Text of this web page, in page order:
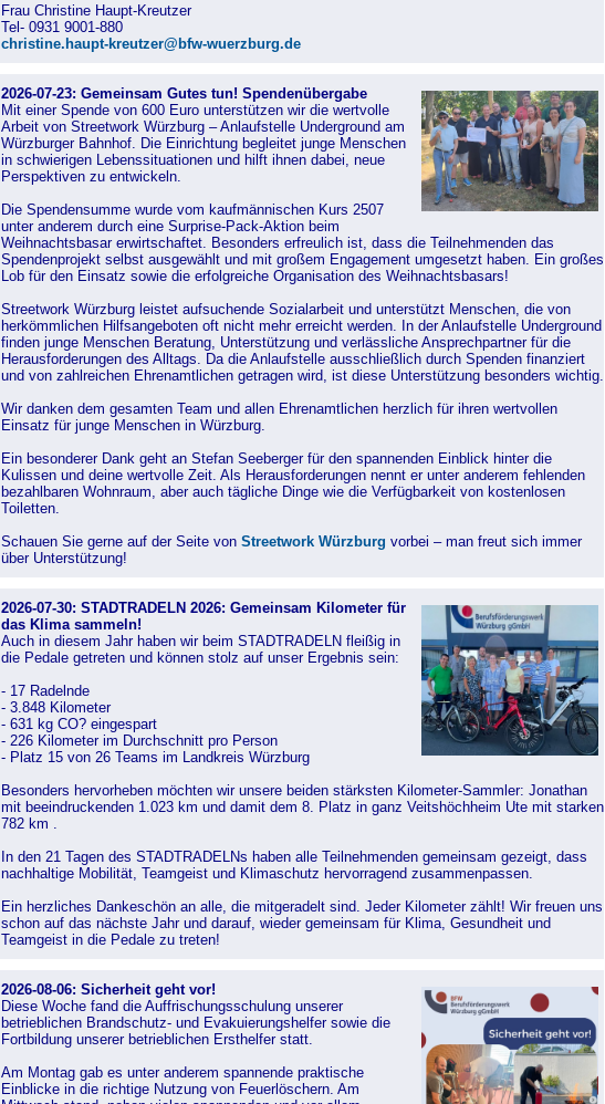
Frau Christine Haupt-Kreutzer
Tel- 0931 9001-880
christine.haupt-kreutzer@bfw-wuerzburg.de
2026-07-23: Gemeinsam Gutes tun! Spendenübergabe
Mit einer Spende von 600 Euro unterstützen wir die wertvolle
Arbeit von Streetwork Würzburg – Anlaufstelle Underground am
Würzburger Bahnhof. Die Einrichtung begleitet junge Menschen
in schwierigen Lebenssituationen und hilft ihnen dabei, neue
Perspektiven zu entwickeln.
Die Spendensumme wurde vom kaufmännischen Kurs 2507
unter anderem durch eine Surprise-Pack-Aktion beim
Weihnachtsbasar erwirtschaftet. Besonders erfreulich ist, dass die Teilnehmenden das
Spendenprojekt selbst ausgewählt und mit großem Engagement umgesetzt haben. Ein großes
Lob für den Einsatz sowie die erfolgreiche Organisation des Weihnachtsbasars!
Streetwork Würzburg leistet aufsuchende Sozialarbeit und unterstützt Menschen, die von
herkömmlichen Hilfsangeboten oft nicht mehr erreicht werden. In der Anlaufstelle Underground
finden junge Menschen Beratung, Unterstützung und verlässliche Ansprechpartner für die
Herausforderungen des Alltags. Da die Anlaufstelle ausschließlich durch Spenden finanziert
und von zahlreichen Ehrenamtlichen getragen wird, ist diese Unterstützung besonders wichtig.
Wir danken dem gesamten Team und allen Ehrenamtlichen herzlich für ihren wertvollen
Einsatz für junge Menschen in Würzburg.
Ein besonderer Dank geht an Stefan Seeberger für den spannenden Einblick hinter die
Kulissen und deine wertvolle Zeit. Als Herausforderungen nennt er unter anderem fehlenden
bezahlbaren Wohnraum, aber auch tägliche Dinge wie die Verfügbarkeit von kostenlosen
Toiletten.
Schauen Sie gerne auf der Seite von Streetwork Würzburg vorbei – man freut sich immer
über Unterstützung!
2026-07-30: STADTRADELN 2026: Gemeinsam Kilometer für
das Klima sammeln!
Auch in diesem Jahr haben wir beim STADTRADELN fleißig in
die Pedale getreten und können stolz auf unser Ergebnis sein:
- 17 Radelnde
- 3.848 Kilometer
- 631 kg CO? eingespart
- 226 Kilometer im Durchschnitt pro Person
- Platz 15 von 26 Teams im Landkreis Würzburg
Besonders hervorheben möchten wir unsere beiden stärksten Kilometer-Sammler: Jonathan
mit beeindruckenden 1.023 km und damit dem 8. Platz in ganz Veitshöchheim Ute mit starken
782 km .
In den 21 Tagen des STADTRADELNs haben alle Teilnehmenden gemeinsam gezeigt, dass
nachhaltige Mobilität, Teamgeist und Klimaschutz hervorragend zusammenpassen.
Ein herzliches Dankeschön an alle, die mitgeradelt sind. Jeder Kilometer zählt! Wir freuen uns
schon auf das nächste Jahr und darauf, wieder gemeinsam für Klima, Gesundheit und
Teamgeist in die Pedale zu treten!
2026-08-06: Sicherheit geht vor!
Diese Woche fand die Auffrischungsschulung unserer
betrieblichen Brandschutz- und Evakuierungshelfer sowie die
Fortbildung unserer betrieblichen Ersthelfer statt.
Am Montag gab es unter anderem spannende praktische
Einblicke in die richtige Nutzung von Feuerlöschern. Am